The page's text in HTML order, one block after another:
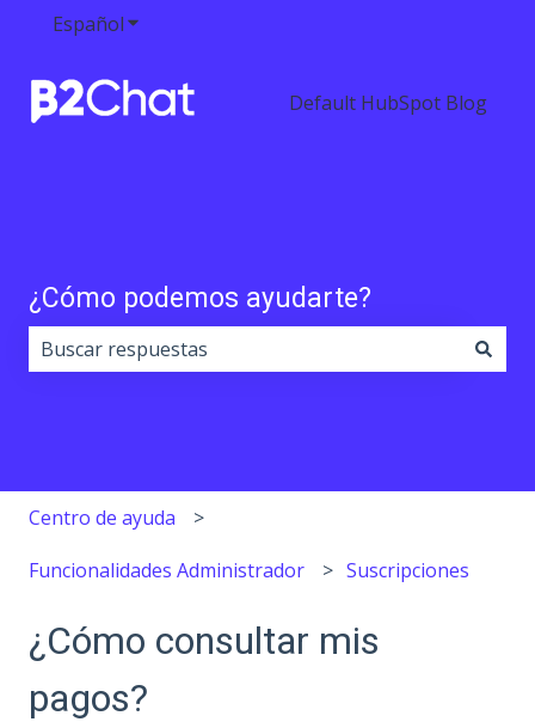
EspañolTraducciones de Mostrar submenú de
Default HubSpot Blog
¿Cómo podemos ayudarte?
Centro de ayuda
Funcionalidades Administrador Suscripciones
¿Cómo consultar mis
pagos?